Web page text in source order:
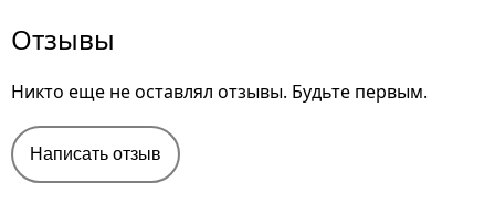
Отзывы
Никто еще не оставлял отзывы. Будьте первым.
Написать отзыв